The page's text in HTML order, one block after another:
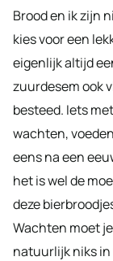
Brood en ik zijn
kies voor een
eigenlijk altijd
zuurdesem ook
besteed. Iets
wachten,
eens na een
het is wel de
deze
Wachten moet
natuurlijk niks